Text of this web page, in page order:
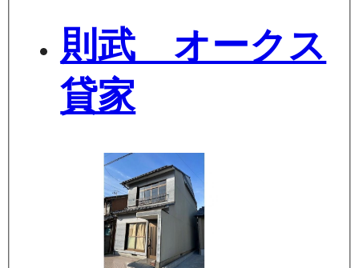
則武 オークス
貸家